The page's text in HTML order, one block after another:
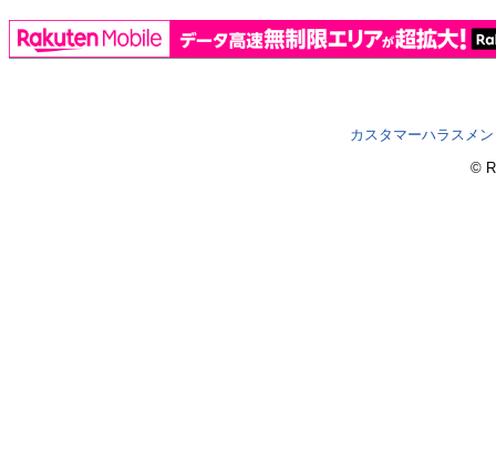
カスタマーハラスメ
©